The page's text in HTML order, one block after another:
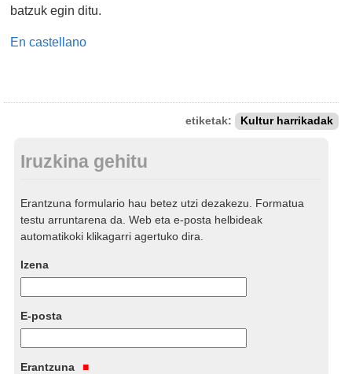
batzuk egin ditu.
En castellano
etiketak: Kultur harrikadak
Iruzkina gehitu
Erantzuna formulario hau betez utzi dezakezu. Formatua
testu arruntarena da. Web eta e-posta helbideak
automatikoki klikagarri agertuko dira.
Izena
E-posta
Erantzuna